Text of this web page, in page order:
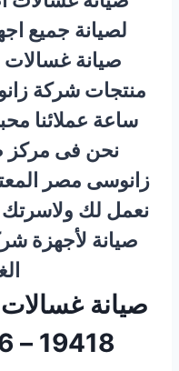
لصيانة جميع
صيانة
ساعة عملائنا
نحن فى مركز
زانوسى مصر
نعمل لك
صيانة لأجهزة
صيانة
19418 – 01008555016